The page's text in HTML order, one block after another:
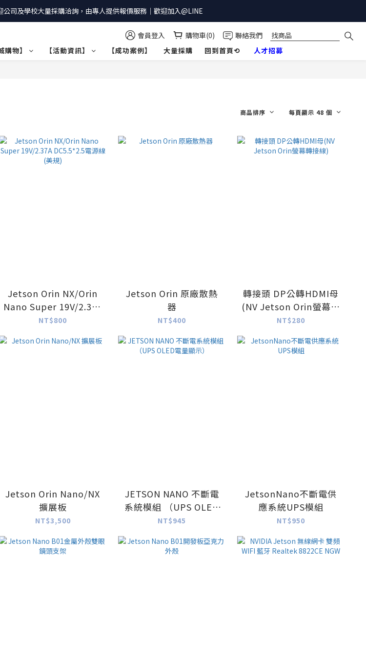
司及學校大量採購洽詢，由專人提供報價服務｜歡迎加入@LINE
會員登入 購物車(0)
聯絡我們
購物】 【活動資訊】 【成功案例】 大量採購 回到首頁⟲ 人才招募
商品排序 每頁顯示 48 個
Jetson Orin NX/Orin
Nano Super 19V/2.37A
DC5.5*2.5電源線 (美規)
NT$800
Jetson Orin 原廠散熱
器
NT$400
轉接頭 DP公轉HDMI母
(NV Jetson Orin螢幕轉
接線)
NT$280
Jetson Orin Nano/NX
擴展板
NT$3,500
JETSON NANO 不斷電
系統模組 （UPS OLED
電量顯示）
NT$945
JetsonNano不斷電供
應系統UPS模組
NT$950